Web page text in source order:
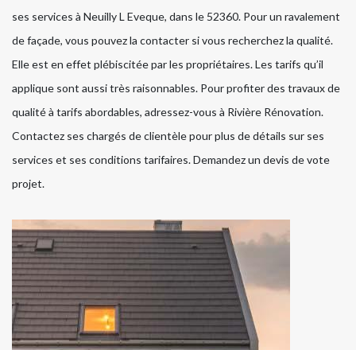
ses services à Neuilly L Eveque, dans le 52360. Pour un ravalement
de façade, vous pouvez la contacter si vous recherchez la qualité.
Elle est en effet plébiscitée par les propriétaires. Les tarifs qu’il
applique sont aussi très raisonnables. Pour profiter des travaux de
qualité à tarifs abordables, adressez-vous à Rivière Rénovation.
Contactez ses chargés de clientèle pour plus de détails sur ses
services et ses conditions tarifaires. Demandez un devis de vote
projet.